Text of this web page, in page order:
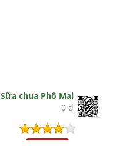
Sữa chua Phô Mai
0 đ